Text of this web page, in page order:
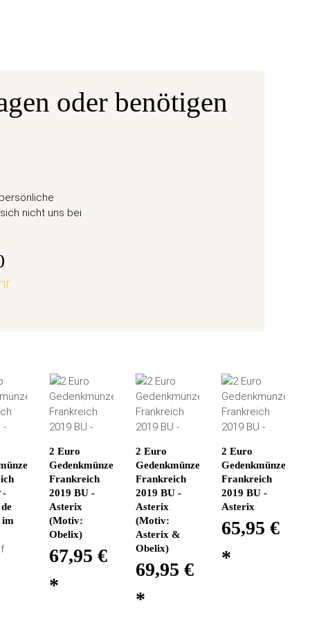
6
oder benötigen
nicht uns bei
-
im
2 Euro
Gedenkmünze
Frankreich
2019 BU -
Asterix
(Motiv:
Obelix)
67,95 €
*
2 Euro
Gedenkmünze
Frankreich
2019 BU -
Asterix
(Motiv:
Asterix &
Obelix)
69,95 €
*
2 Euro
Gedenkmünze
Frankreich
2019 BU -
Asterix
65,95 €
*